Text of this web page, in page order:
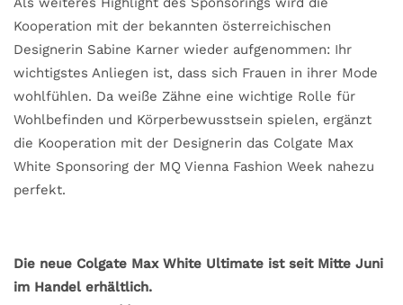
Kooperation mit der bekannten österreichischen
Designerin Sabine Karner wieder aufgenommen: Ihr
wichtigstes Anliegen ist, dass sich Frauen in ihrer Mode
wohlfühlen. Da weiße Zähne eine wichtige Rolle für
Wohlbefinden und Körperbewusstsein spielen, ergänzt
die Kooperation mit der Designerin das Colgate Max
White Sponsoring der MQ Vienna Fashion Week nahezu
perfekt.
Die neue Colgate Max White Ultimate ist seit Mitte Juni
im Handel erhältlich.